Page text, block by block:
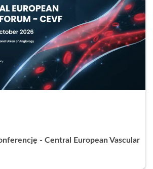
- Central European Vascular